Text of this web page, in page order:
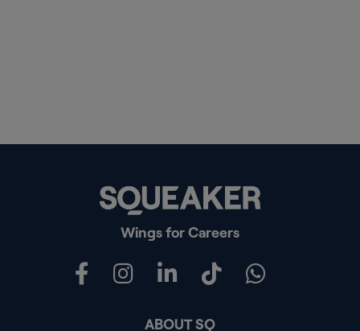
Wings for Careers
ABOUT SQ